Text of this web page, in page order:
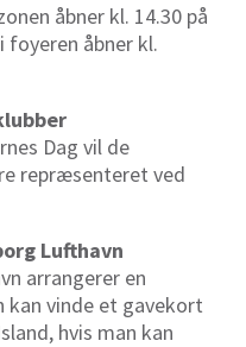
åbner kl. 14.30 på
foyeren åbner kl.
Dag vil de
repræsenteret ved
Lufthavn
arrangerer en
kan vinde et gavekort
hvis man kan